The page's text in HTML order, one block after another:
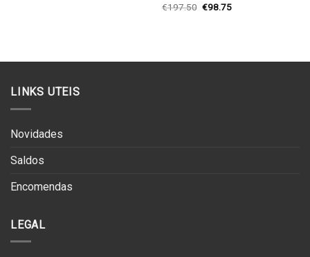
€197.50 O
€98.75O
LINKS UTEIS
Novidades
Saldos
Encomendas
LEGAL